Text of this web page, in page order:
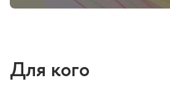
Для кого